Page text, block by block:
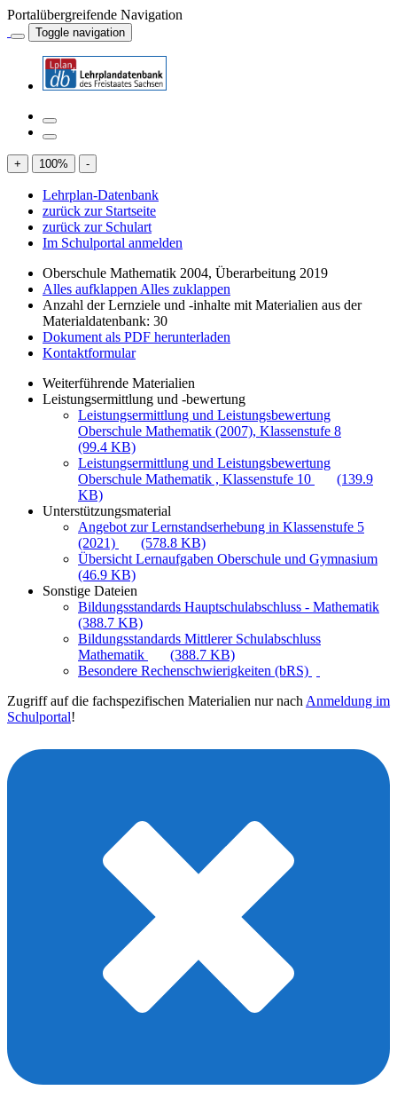
Portalübergreifende Navigation
Toggle navigation
+ 100% -
Lehrplan-Datenbank
zurück zur Startseite
zurück zur Schulart
Im Schulportal anmelden
Oberschule Mathematik 2004, Überarbeitung 2019
Alles aufklappen Alles zuklappen
Anzahl der Lernziele und -inhalte mit Materialien aus der
Materialdatenbank: 30
Dokument als PDF herunterladen
Kontaktformular
Weiterführende Materialien
Leistungsermittlung und -bewertung
Leistungsermittlung und Leistungsbewertung
Oberschule Mathematik (2007), Klassenstufe 8
(99.4 KB)
Leistungsermittlung und Leistungsbewertung
Oberschule Mathematik , Klassenstufe 10
(139.9
KB)
Unterstützungsmaterial
Angebot zur Lernstandserhebung in Klassenstufe 5
(2021)
(578.8 KB)
Übersicht Lernaufgaben Oberschule und Gymnasium
(46.9 KB)
Sonstige Dateien
Bildungsstandards Hauptschulabschluss - Mathematik
(388.7 KB)
Bildungsstandards Mittlerer Schulabschluss
Mathematik
(388.7 KB)
Besondere Rechenschwierigkeiten (bRS)
Zugriff auf die fachspezifischen Materialien nur nach Anmeldung im
Schulportal!